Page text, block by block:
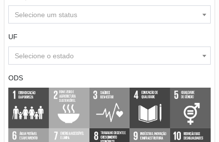
Selecione um status
UF
Selecione o estado
ODS